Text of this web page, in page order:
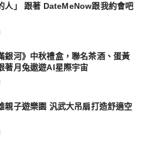
人」 跟著 DateMeNow跟我約會吧
銀河》中秋禮盒，聯名茶酒、蛋黃
著月兔遨遊AI星際宇宙
親子遊樂園 汎武大吊扇打造舒適空